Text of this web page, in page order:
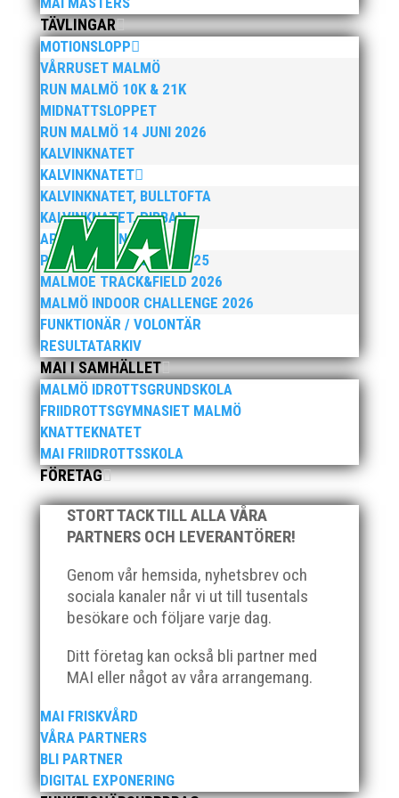
TÄVLINGAR
MOTIONSLOPP
VÅRRUSET MALMÖ
RUN MALMÖ 10K & 21K
MIDNATTSLOPPET
RUN MALMÖ 14 JUNI 2026
KALVINKNATET
KALVINKNATET
KALVINKNATET, BULLTOFTA
KALVINKNATET, RIBBAN
ARENATÄVLINGAR
PEPPARKAKSSPELEN 2025
MALMOE TRACK&FIELD 2026
MALMÖ INDOOR CHALLENGE 2026
FUNKTIONÄR / VOLONTÄR
RESULTATARKIV
MAI I SAMHÄLLET
MALMÖ IDROTTSGRUNDSKOLA
FRIIDROTTSGYMNASIET MALMÖ
KNATTEKNATET
MAI FRIIDROTTSSKOLA
FÖRETAG
STORT TACK TILL ALLA VÅRA
PARTNERS OCH LEVERANTÖRER!
Genom vår hemsida, nyhetsbrev och
sociala kanaler når vi ut till tusentals
besökare och följare varje dag.
Ditt företag kan också bli partner med
MAI eller något av våra arrangemang.
MAI FRISKVÅRD
VÅRA PARTNERS
BLI PARTNER
DIGITAL EXPONERING
Hjälp MAI att utvecklas genom att svara på 12
enkla frågor. Det tar inte många minuter och
är väldigt värdefullt för vårt arbete att bli
Sveriges bästa friidrottsförening. Enkäten
genomförs för att styrelsen och kansliet ska få
reda på vad föreningens medlemmar tycker...
I sommar anordnas vår uppskattade
friidrottsskola för barn födda 2012-2018. Varje
vecka är fylld av friidrott, lek och gemenskap.
Självklart ingår t-shirt, diplom, fika, lunch och
mellanmål i avgiften. v.25 (17-20 juni) v.26 (24-
28 juni) v.27 (1-5 juli) Efter att ha...
Över hundra personer infann sig till årsmötet
& Restaurang på Stadionområdet.
Klubb Skåne bjuder in till årets första
grengruppsträff för häck och sprint Lördagen
den 23 mars blir det en dag med fokus på
häck och sprint. Träffen riktar sig till ALLA